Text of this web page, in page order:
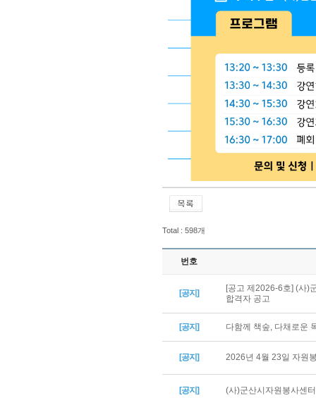
Total : 598개
번호
[공지]
[공고 제2026-6호] (사)
합격자 공고
[공지] 다함께 책숲, 다채로운
[공지] 2026년 4월 23일 자원
[공지] (사)군산시자원봉사센